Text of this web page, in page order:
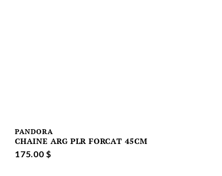
PANDORA
CHAINE ARG PLR FORCAT 45CM
175.00 $